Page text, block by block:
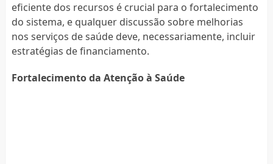
eficiente dos recursos é crucial para o fortalecimento
do sistema, e qualquer discussão sobre melhorias
nos serviços de saúde deve, necessariamente, incluir
estratégias de financiamento.
Fortalecimento da Atenção à Saúde